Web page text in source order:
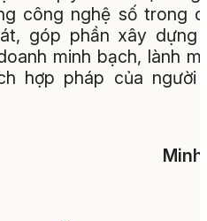
công nghệ số trong
góp phần xây dựng
minh bạch, lành
hợp pháp của người